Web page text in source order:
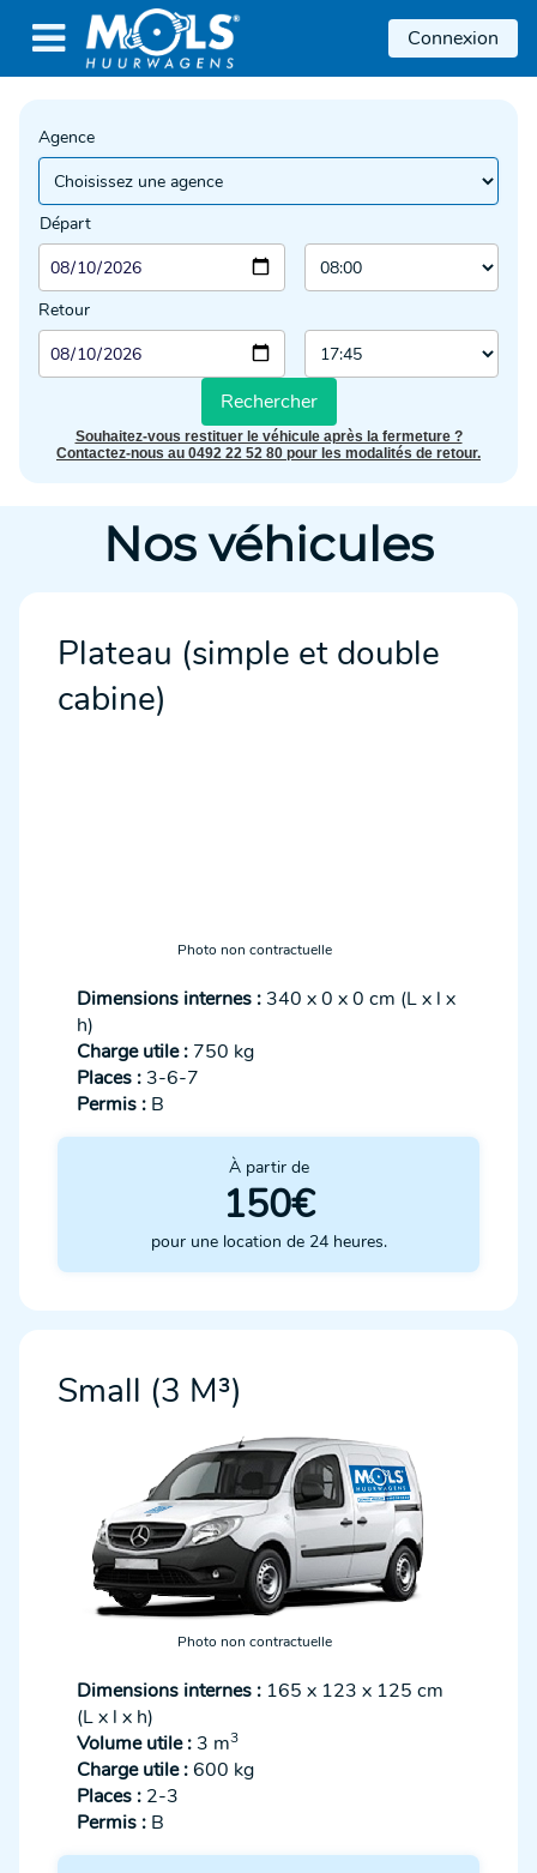
 Connexion
Agence
Départ
Retour
Rechercher
Souhaitez-vous restituer le véhicule après la fermeture ?
Contactez-nous au 0492 22 52 80 pour les modalités de retour.
Nos véhicules
Plateau (simple et double
cabine)
Photo non contractuelle
Dimensions internes : 340 x 0 x 0 cm (L x l x
h)
Charge utile : 750 kg
Places : 3-6-7
Permis : B
À partir de
150€
pour une location de 24 heures.
Small (3 M³)
Photo non contractuelle
Dimensions internes : 165 x 123 x 125 cm
(L x l x h)
Volume utile : 3 m3
Charge utile :600 kg
Places : 2-3
Permis : B